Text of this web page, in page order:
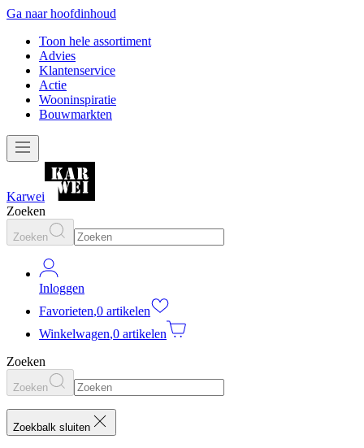
Ga naar hoofdinhoud
Toon hele assortiment
Advies
Klantenservice
Actie
Wooninspiratie
Bouwmarkten
Karwei
Zoeken
Zoeken
Inloggen
Favorieten,0 artikelen
Winkelwagen,0 artikelen
Zoeken
Zoeken
Zoekbalk sluiten